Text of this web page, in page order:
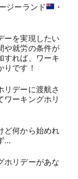
ジーランド
・
ーを実現したい
や就労の条件が
すれば、ワーキ
です！
リデーに渡航さ
ワーキングホリ
ど何から始めれ
…
ホリデーがあな